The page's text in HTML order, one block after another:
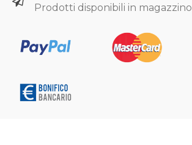
Prodotti disponibili in magazzino